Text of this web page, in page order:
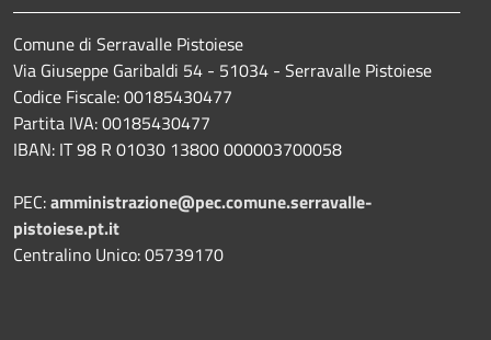
Comune di Serravalle Pistoiese
Via Giuseppe Garibaldi 54 - 51034 - Serravalle Pistoiese
Codice Fiscale: 00185430477
Partita IVA: 00185430477
IBAN: IT 98 R 01030 13800 000003700058
PEC:amministrazione@pec.comune.serravalle-
pistoiese.pt.it
Centralino Unico: 05739170